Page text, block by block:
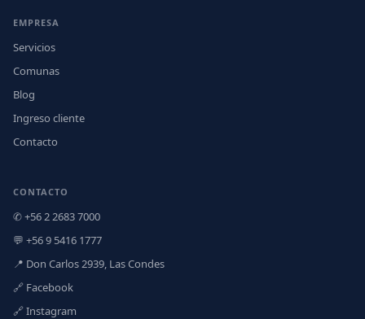
EMPRESA
Servicios
Comunas
Blog
Ingreso cliente
Contacto
CONTACTO
✆ +56 2 2683 7000
💬 +56 9 5416 1777
📍 Don Carlos 2939, Las Condes
🔗 Facebook
🔗 Instagram